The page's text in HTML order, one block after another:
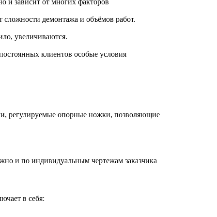
демонтажа и объёмов работ.
увеличиваются.
клиентов особые условия
регулируемые опорные ножки, позволяющие
и по индивидуальным чертежам заказчика
в себя: